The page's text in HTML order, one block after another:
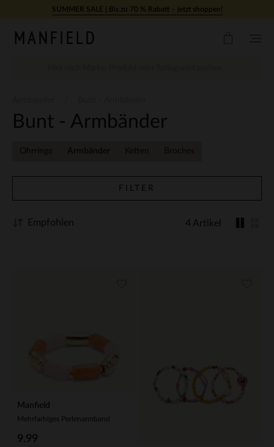
Zum Inhalt springenSUMMER SALE | Bis zu 70 % Rabatt – jetzt shoppen!
Bunt - Armbänder
Ohrringe Armbänder Ketten Broches
FILTER
4 Artikel
Empfohlen
Manfield
Mehrfarbiges Perlenarmband
9.99